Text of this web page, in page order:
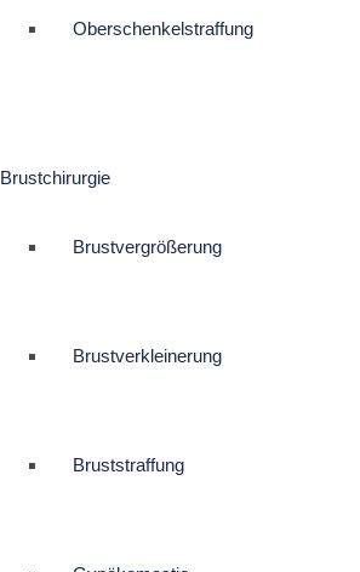
Oberschenkelstraffung
Brustchirurgie
Brustvergrößerung
Brustverkleinerung
Bruststraffung